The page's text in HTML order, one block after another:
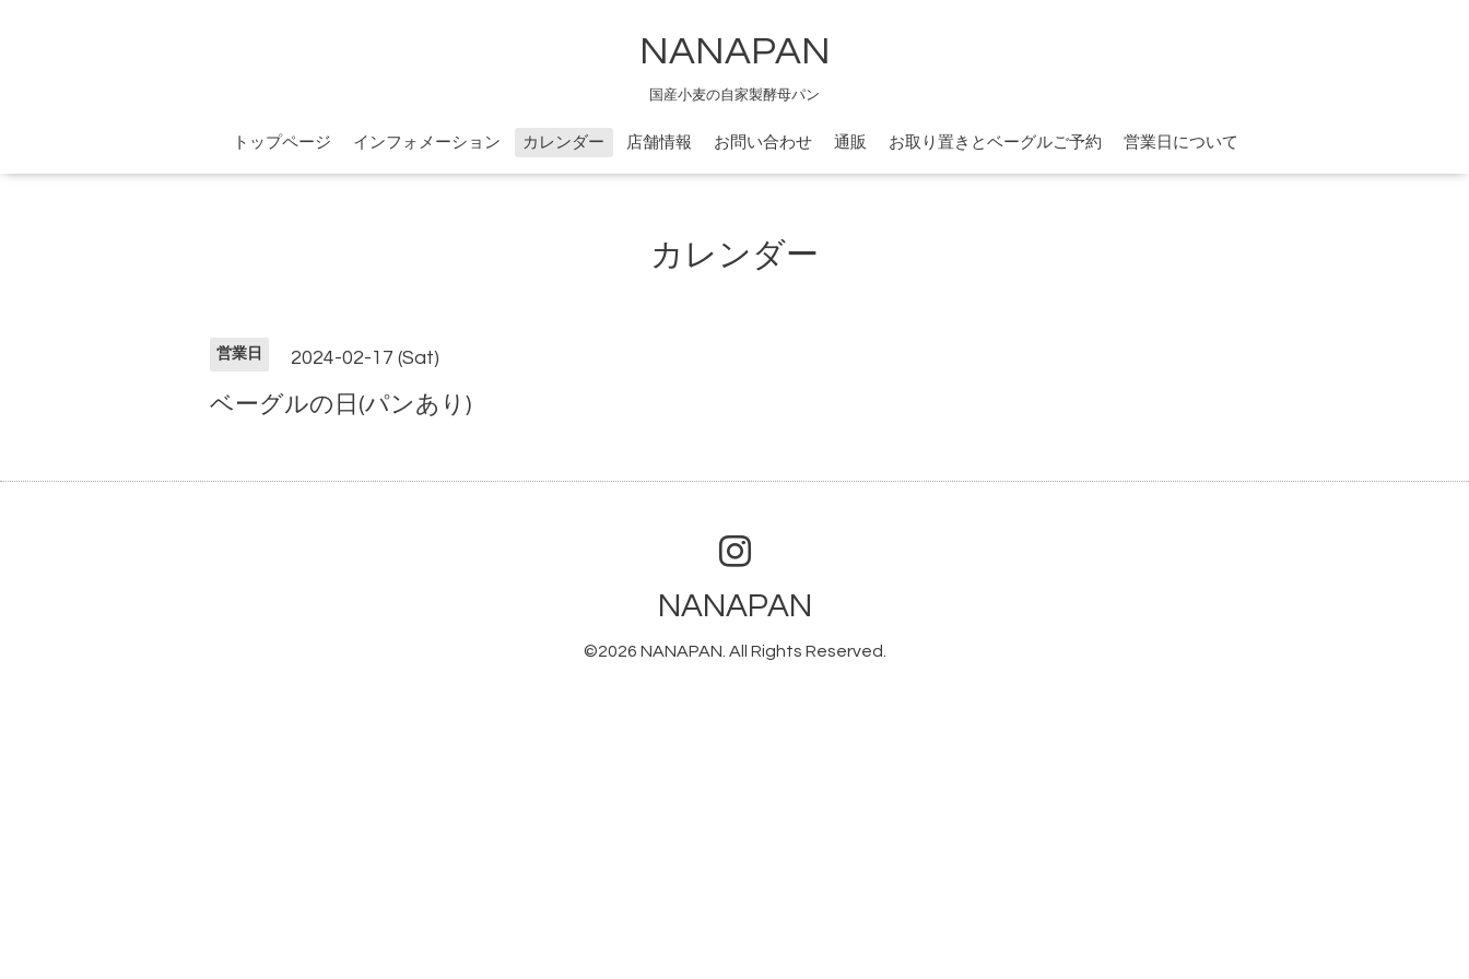
NANAPAN
国産小麦の自家製酵母パン
トップページ インフォメーション カレンダー 店舗情報 お問い合わせ 通販 お取り置きとベーグルご予約 営業日について
カレンダー
営業日 2024-02-17 (Sat)
ベーグルの日(パンあり)
NANAPAN
©2026 NANAPAN . All Rights Reserved.